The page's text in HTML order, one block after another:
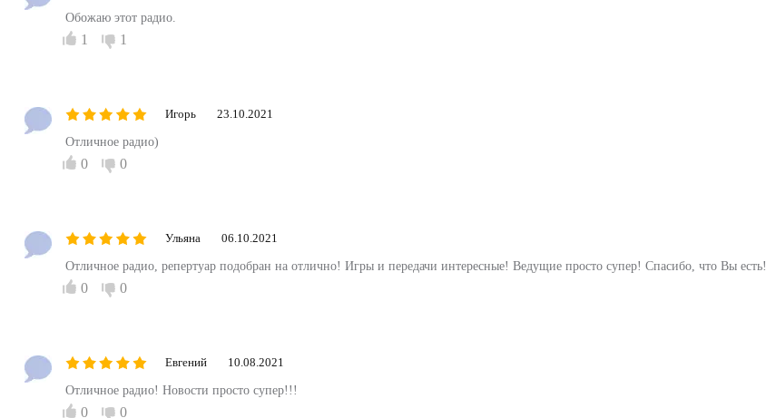
Обожаю этот радио.
1 1
Игорь 23.10.2021
Отличное радио)
0 0
Ульяна 06.10.2021
Отличное радио, репертуар подобран на отлично! Игры и передачи интересные! Ведущие просто супер! Спасибо, что Вы есть!
0 0
Евгений 10.08.2021
Отличное радио! Новости просто супер!!!
0 0